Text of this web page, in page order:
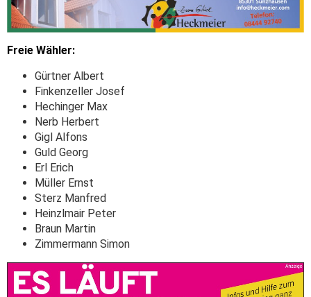
Freie Wähler:
Gürtner Albert
Finkenzeller Josef
Hechinger Max
Nerb Herbert
Gigl Alfons
Guld Georg
Erl Erich
Müller Ernst
Sterz Manfred
Heinzlmair Peter
Braun Martin
Zimmermann Simon